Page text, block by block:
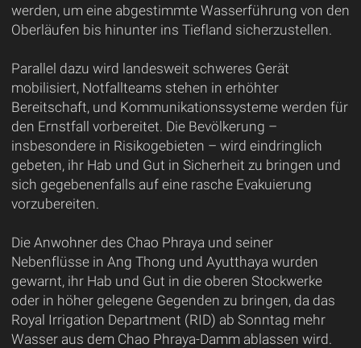
werden, um eine abgestimmte Wasserführung von den
Oberläufen bis hinunter ins Tiefland sicherzustellen.
Parallel dazu wird landesweit schweres Gerät
mobilisiert, Notfallteams stehen in erhöhter
Bereitschaft, und Kommunikationssysteme werden für
den Ernstfall vorbereitet. Die Bevölkerung –
insbesondere in Risikogebieten – wird eindringlich
gebeten, ihr Hab und Gut in Sicherheit zu bringen und
sich gegebenenfalls auf eine rasche Evakuierung
vorzubereiten.
Die Anwohner des Chao Phraya und seiner
Nebenflüsse in Ang Thong und Ayutthaya wurden
gewarnt, ihr Hab und Gut in die oberen Stockwerke
oder in höher gelegene Gegenden zu bringen, da das
Royal Irrigation Department (RID) ab Sonntag mehr
Wasser aus dem Chao Phraya-Damm ablassen wird.